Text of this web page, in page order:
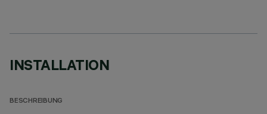
INSTALLATION
BESCHREIBUNG